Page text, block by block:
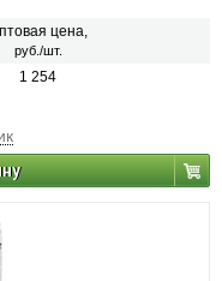
цена,
руб./шт.
1 254